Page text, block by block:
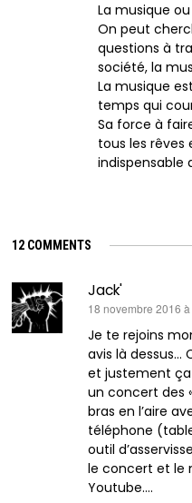
La musique
On peut
questions à
société, la
La musique
temps qui
Sa force à
tous les rêves
indispensable
12 COMMENTS
Jack'
dit :
18 novembre 2016
Je te rejoins
avis là dessus…
et justement
un concert des
bras en l’aire
téléphone
outil
le concert et le
Youtube….